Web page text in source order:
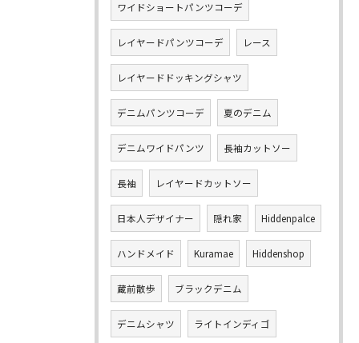
ワイドショートパンツコーデ
レイヤードパンツコーデ レース
レイヤードドッキングシャツ
デニムパンツコーデ 夏のデニム
デニムワイドパンツ 長袖カットソー
長袖 レイヤードカットソー
日本人デザイナー 隠れ家 Hiddenpalce
ハンドメイド Kuramae Hiddenshop
蔵前散歩 ブラックデニム
デニムシャツ ライトインディゴ